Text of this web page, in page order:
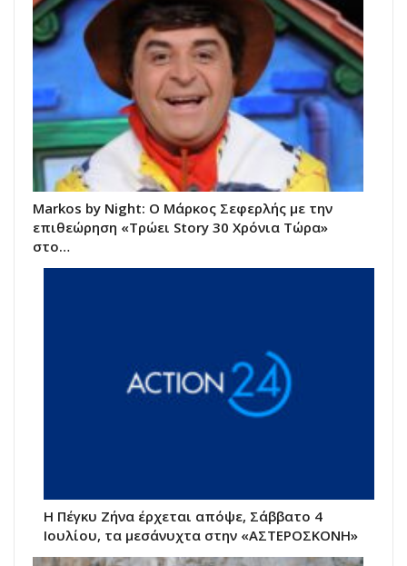
Markos by Night: Ο Μάρκος Σεφερλής με την
επιθεώρηση «Τρώει Story 30 Χρόνια Τώρα»
στο…
Η Πέγκυ Ζήνα έρχεται απόψε, Σάββατο 4
Ιουλίου, τα μεσάνυχτα στην «ΑΣΤΕΡΟΣΚΟΝΗ»